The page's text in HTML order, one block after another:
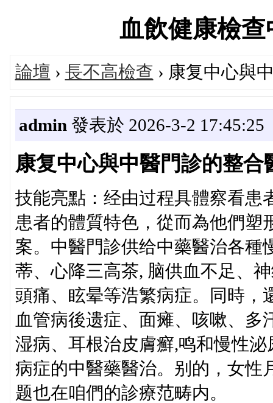
血飲健康檢
論壇 › 長不高檢查 › 康复中心與
admin 發表於 2026-3-2 17:45:25
康复中心與中醫門診的整合
技能亮點：经由过程具體察看患
患者的體質特色，從而為他們塑
案。中醫門診供给中藥醫治各種
蒂、心降三高茶, 脑供血不足、
頭痛、眩晕等浩繁病症。同時，
血管病後遗症、面瘫、咳嗽、多
湿病、耳根治皮膚癬,鸣和慢性
病症的中醫藥醫治。别的，女性
题也在咱們的診療范畴内。